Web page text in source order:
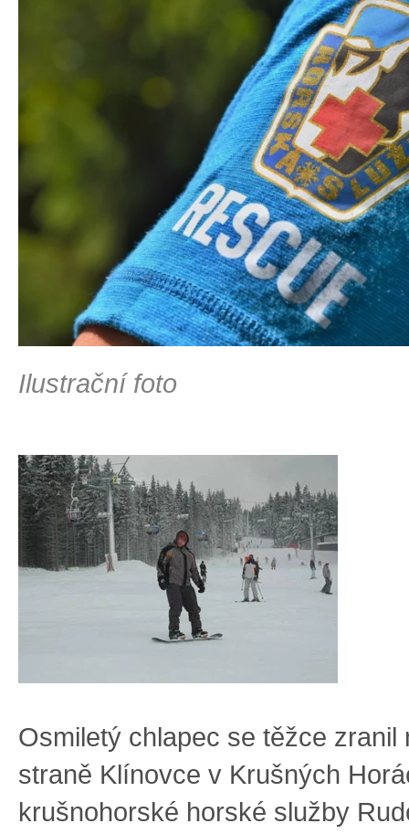
Ilustrační foto
Osmiletý chlapec se těžce zranil
straně Klínovce v Krušných
krušnohorské horské služby